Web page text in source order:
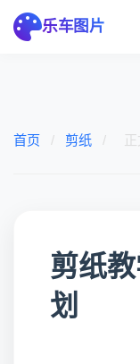
乐车图片
首页 / 剪纸 /
剪纸
划